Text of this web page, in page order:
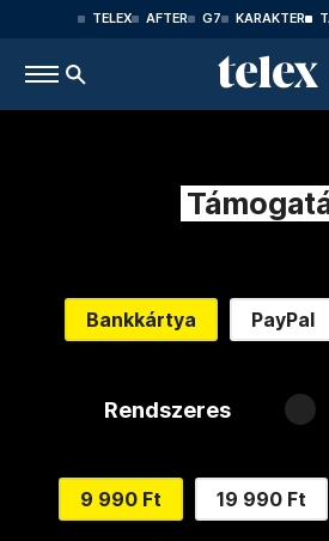
TELEX AFTER G7 KARAKTER
Bankkártya PayPal
Rendszeres
9 990 Ft 19 990 Ft